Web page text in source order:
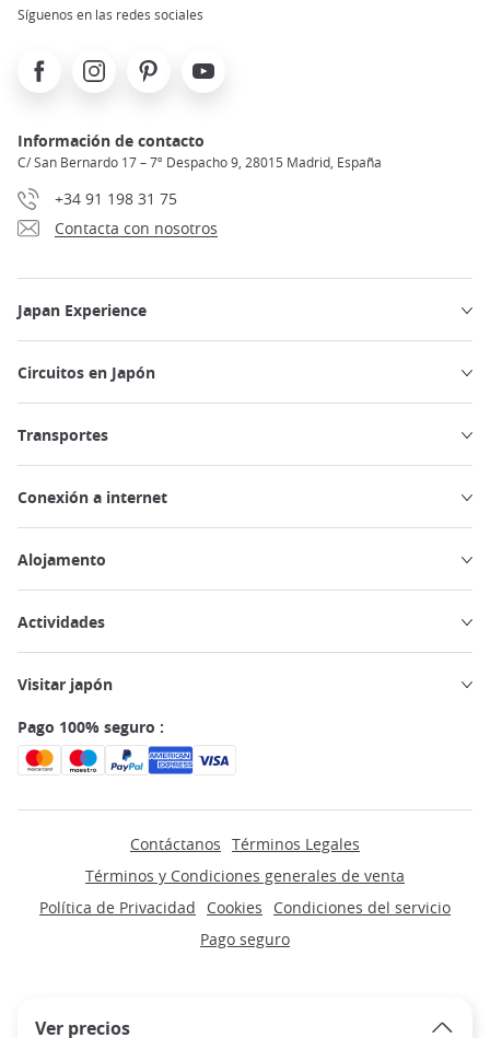
Ver precios
Síguenos en las redes sociales
FacebookInstagramPinterest Youtube
Información de contacto
C/ San Bernardo 17 – 7º Despacho 9, 28015 Madrid, España
+34 91 198 31 75
Contacta con nosotros
Japan Experience
Circuitos en Japón
Transportes
Conexión a internet
Alojamento
Actividades
Visitar japón
Pago 100% seguro :
Contáctanos Términos Legales
Términos y Condiciones generales de venta
Política de Privacidad
Cookies
Condiciones del servicio
Pago seguro